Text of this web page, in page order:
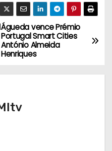
Águeda vence Prémio
Portugal Smart Cities
António Almeida
Henriques